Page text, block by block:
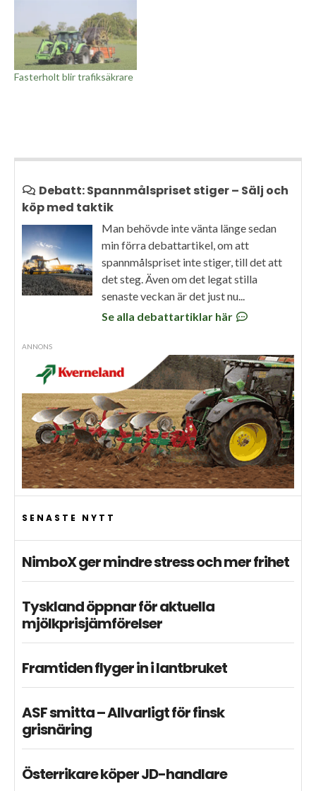
Fasterholt blir trafiksäkrare
Debatt: Spannmålspriset stiger – Sälj och
köp med taktik
Man behövde inte vänta länge sedan
min förra debattartikel, om att
spannmålspriset inte stiger, till det att
det steg. Även om det legat stilla
senaste veckan är det just nu...
Se alla debattartiklar här
ANNONS
SENASTE NYTT
NimboX ger mindre stress och mer frihet
Tyskland öppnar för aktuella
mjölkprisjämförelser
Framtiden flyger in i lantbruket
ASF smitta – Allvarligt för finsk
grisnäring
Österrikare köper JD-handlare